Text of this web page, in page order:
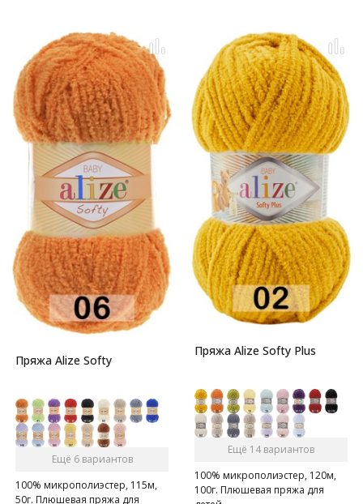
Пряжа Alize Softy
Ещё 6 вариантов
100% микрополиэстер, 115м,
50г. Плюшевая пряжа для
Пряжа Alize Softy Plus
Ещё 14 вариантов
100% микрополиэстер, 120м,
100г. Плюшевая пряжа для